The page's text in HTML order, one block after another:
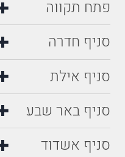
פתח תקווה
סניף חדרה
סניף אילת
סניף באר שבע
סניף אשדוד